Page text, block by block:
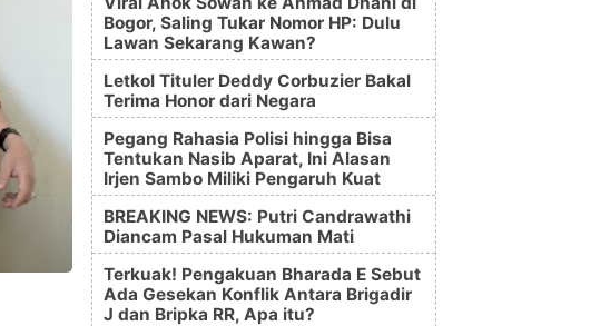
Bogor, Saling Tukar Nomor HP: Dulu
Lawan Sekarang Kawan?
Letkol Tituler Deddy Corbuzier Bakal
Terima Honor dari Negara
Pegang Rahasia Polisi hingga Bisa
Tentukan Nasib Aparat, Ini Alasan
Irjen Sambo Miliki Pengaruh Kuat
BREAKING NEWS: Putri Candrawathi
Diancam Pasal Hukuman Mati
Terkuak! Pengakuan Bharada E Sebut
Ada Gesekan Konflik Antara Brigadir
J dan Bripka RR, Apa itu?